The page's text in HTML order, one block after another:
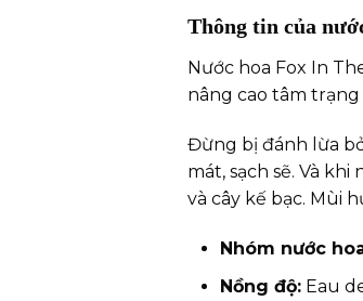
Thông tin của
Nước hoa Fox In
nâng cao tâm
Đừng bị đánh lừa
mát, sạch sẽ. Và
và cây kế bạc. Mùi
Nhóm nước
Nồng độ:Eau